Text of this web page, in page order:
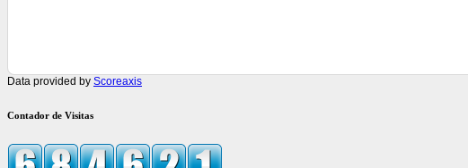
Data provided by Scoreaxis
Contador de Visitas